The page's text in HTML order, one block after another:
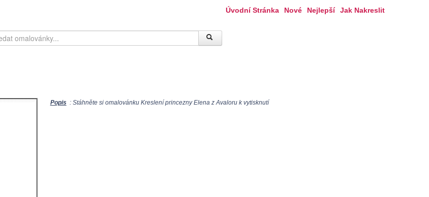
Úvodní Stránka Nové Nejlepší Jak Nakreslit
Popis : Stáhněte si omalovánku Kreslení princezny Elena z Avaloru k vytisknutí